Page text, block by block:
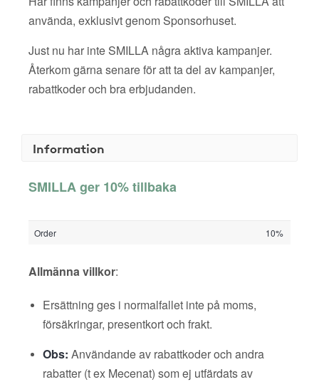
använda, exklusivt genom Sponsorhuset.
Just nu har inte SMILLA några aktiva kampanjer.
Återkom gärna senare för att ta del av kampanjer,
rabattkoder och bra erbjudanden.
Information
SMILLA ger 10% tillbaka
Order 10%
Allmänna villkor:
Ersättning ges i normalfallet inte på moms,
försäkringar, presentkort och frakt.
Obs: Användande av rabattkoder och andra
rabatter (t ex Mecenat) som ej utfärdats av